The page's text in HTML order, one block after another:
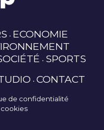
ECONOMIE
SPORTS
CONTACT
de confidentialité